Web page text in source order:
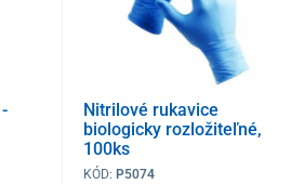
Nitrilové rukavice
biologicky rozložiteľné,
100ks
KÓD: P5074